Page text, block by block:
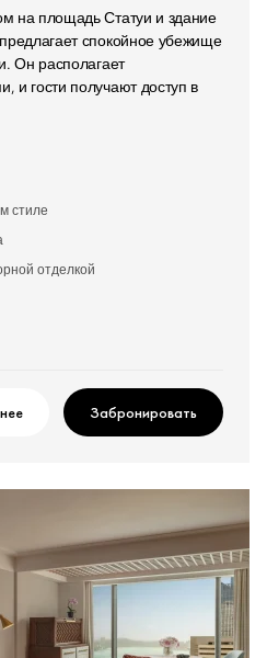
на площадь Статуи и здание
спокойное убежище
Он располагает
и гости получают доступ в
стиле
отделкой
Забронировать